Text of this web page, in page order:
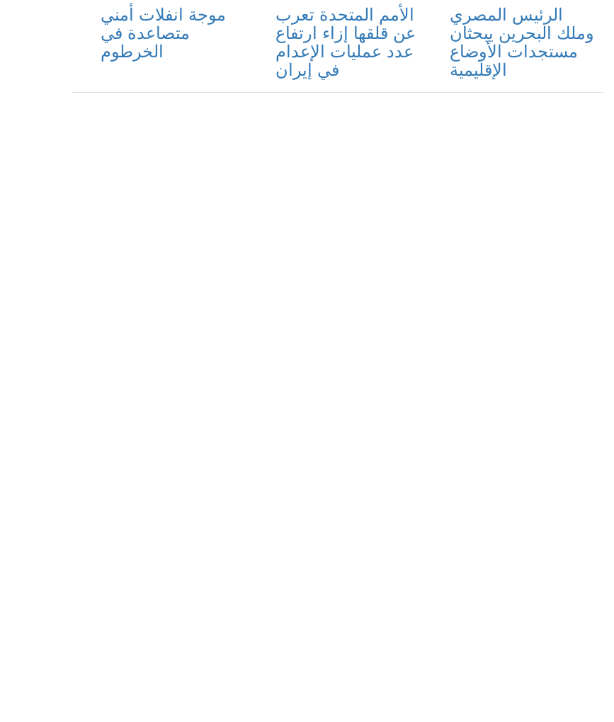
موجة انفلات أمني
متصاعدة في
الخرطوم
الأمم المتحدة تعرب
عن قلقها إزاء ارتفاع
عدد عمليات الإعدام
في إيران
الرئيس المصري
وملك البحرين يبحثان
مستجدات الأوضاع
الإقليمية